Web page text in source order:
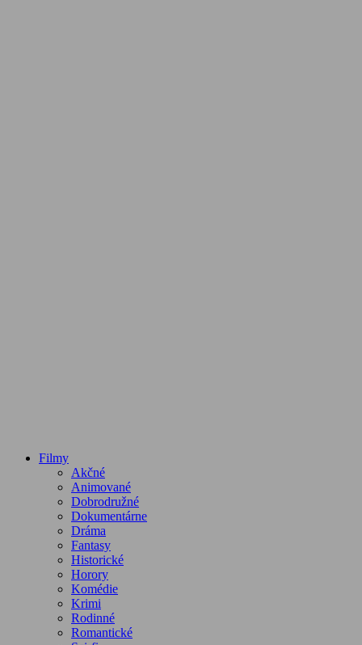
Filmy
Akčné
Animované
Dobrodružné
Dokumentárne
Dráma
Fantasy
Historické
Horory
Komédie
Krimi
Rodinné
Romantické